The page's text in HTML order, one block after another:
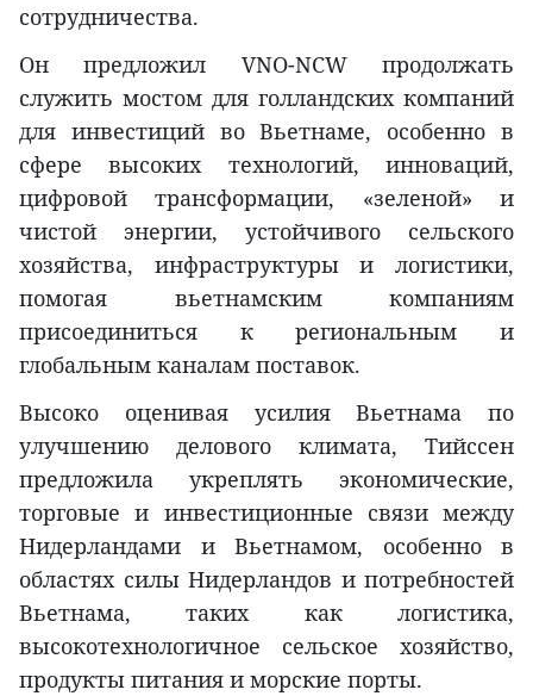
сотрудничества.
Он предложил VNO-NCW продолжать
служить мостом для голландских компаний
для инвестиций во Вьетнаме, особенно в
сфере высоких технологий, инноваций,
цифровой трансформации, «зеленой» и
чистой энергии, устойчивого сельского
хозяйства, инфраструктуры и логистики,
помогая вьетнамским компаниям
присоединиться к региональным и
глобальным каналам поставок.
Высоко оценивая усилия Вьетнама по
улучшению делового климата, Тийссен
предложила укреплять экономические,
торговые и инвестиционные связи между
Нидерландами и Вьетнамом, особенно в
областях силы Нидерландов и потребностей
Вьетнама, таких как логистика,
высокотехнологичное сельское хозяйство,
продукты питания и морские порты.